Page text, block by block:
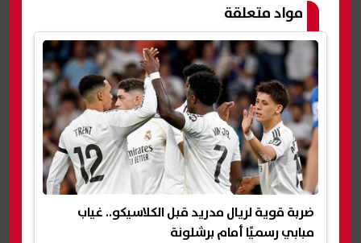
مواد متعلقة
ضربة قوية لريال مدريد قبل الكلاسيكو.. غياب
مبابي رسميًا أمام برشلونة